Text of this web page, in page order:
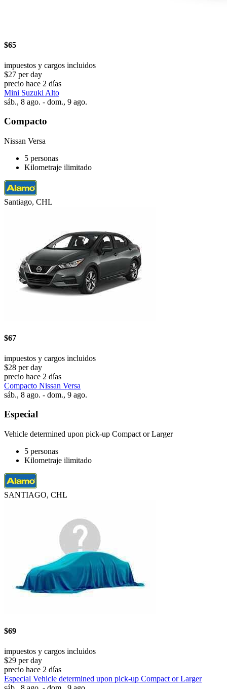
$65
impuestos y cargos incluidos
$27 per day
precio hace 2 días
Mini Suzuki Alto
sáb., 8 ago. - dom., 9 ago.
Compacto
Nissan Versa
5 personas
Kilometraje ilimitado
Santiago, CHL
$67
impuestos y cargos incluidos
$28 per day
precio hace 2 días
Compacto Nissan Versa
sáb., 8 ago. - dom., 9 ago.
Especial
Vehicle determined upon pick-up Compact or Larger
5 personas
Kilometraje ilimitado
SANTIAGO, CHL
$69
impuestos y cargos incluidos
$29 per day
precio hace 2 días
Especial Vehicle determined upon pick-up Compact or Larger